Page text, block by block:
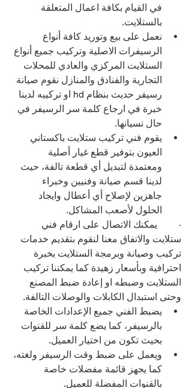
في القيام بكافة اعمال المتعلقة
بالستلايت.
نعمل على بيع وتوريد كافة أنواع
الرسيفرات الاصلية وتركيب جميع أنواع
الستلايت المركزي والعادي للمحلات
التجارية والفنادق والمنازل نقوم صيانة
رسيفر حديث بنظام hd او تركيبه لدينا
خبرة في ارجاع كلمة سر الرسيفر في
حال نسيانها.
يقوم فني تركيب ستلايت باكستاني
العيون بتوفير قطع غيار أصلية
ومعتمدة لتبديل أي قطعة تالفة، حيث
لدينا قسم صيانة وفنيين وخبراء
جاهزين لإصلاح أي أعطال وايجاد
الحلول لأصعب المشاكل.
·         يمكنك الاتصال على ارقام فني
ستلايت والاتفاق معنا لنقوم بتقديم خدمات
تركيب وصيانة وبرمجة الستلايت بخبرة
احترافية وبأسعار زهيدة كما يمكننا تركيب
الستلايت وضبطه او إعادة ضبط المصنع
وحتى استبدال الكابلات والوصلات التالفة.
يضبط الفني جميع الإعدادات الخاصة
بالرسيفر، كما يضع كلمة سر للقنوات
بحيث تكون من اختيار العميل.
ويعمل على ضبط وقت الرسيفر ولغته،
كما يجهز قائمة مفضلات خاصة
بالقنوات المفضلة للعميل.